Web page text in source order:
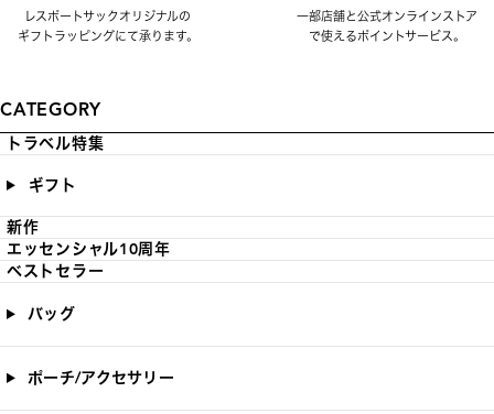
レスポートサックオリジナルの
ギフトラッピングにて承ります。
一部店舗と公式オンラインストア
で使えるポイントサービス。
CATEGORY
トラベル特集
ギフト
新作
エッセンシャル10周年
ベストセラー
バッグ
ポーチ/アクセサリー